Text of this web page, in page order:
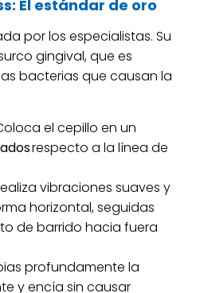
El estándar de oro
por los especialistas. Su
gingival, que es
bacterias que causan la
el cepillo en un
respecto a la línea de
vibraciones suaves y
horizontal, seguidas
de barrido hacia fuera
profundamente la
y encía sin causar